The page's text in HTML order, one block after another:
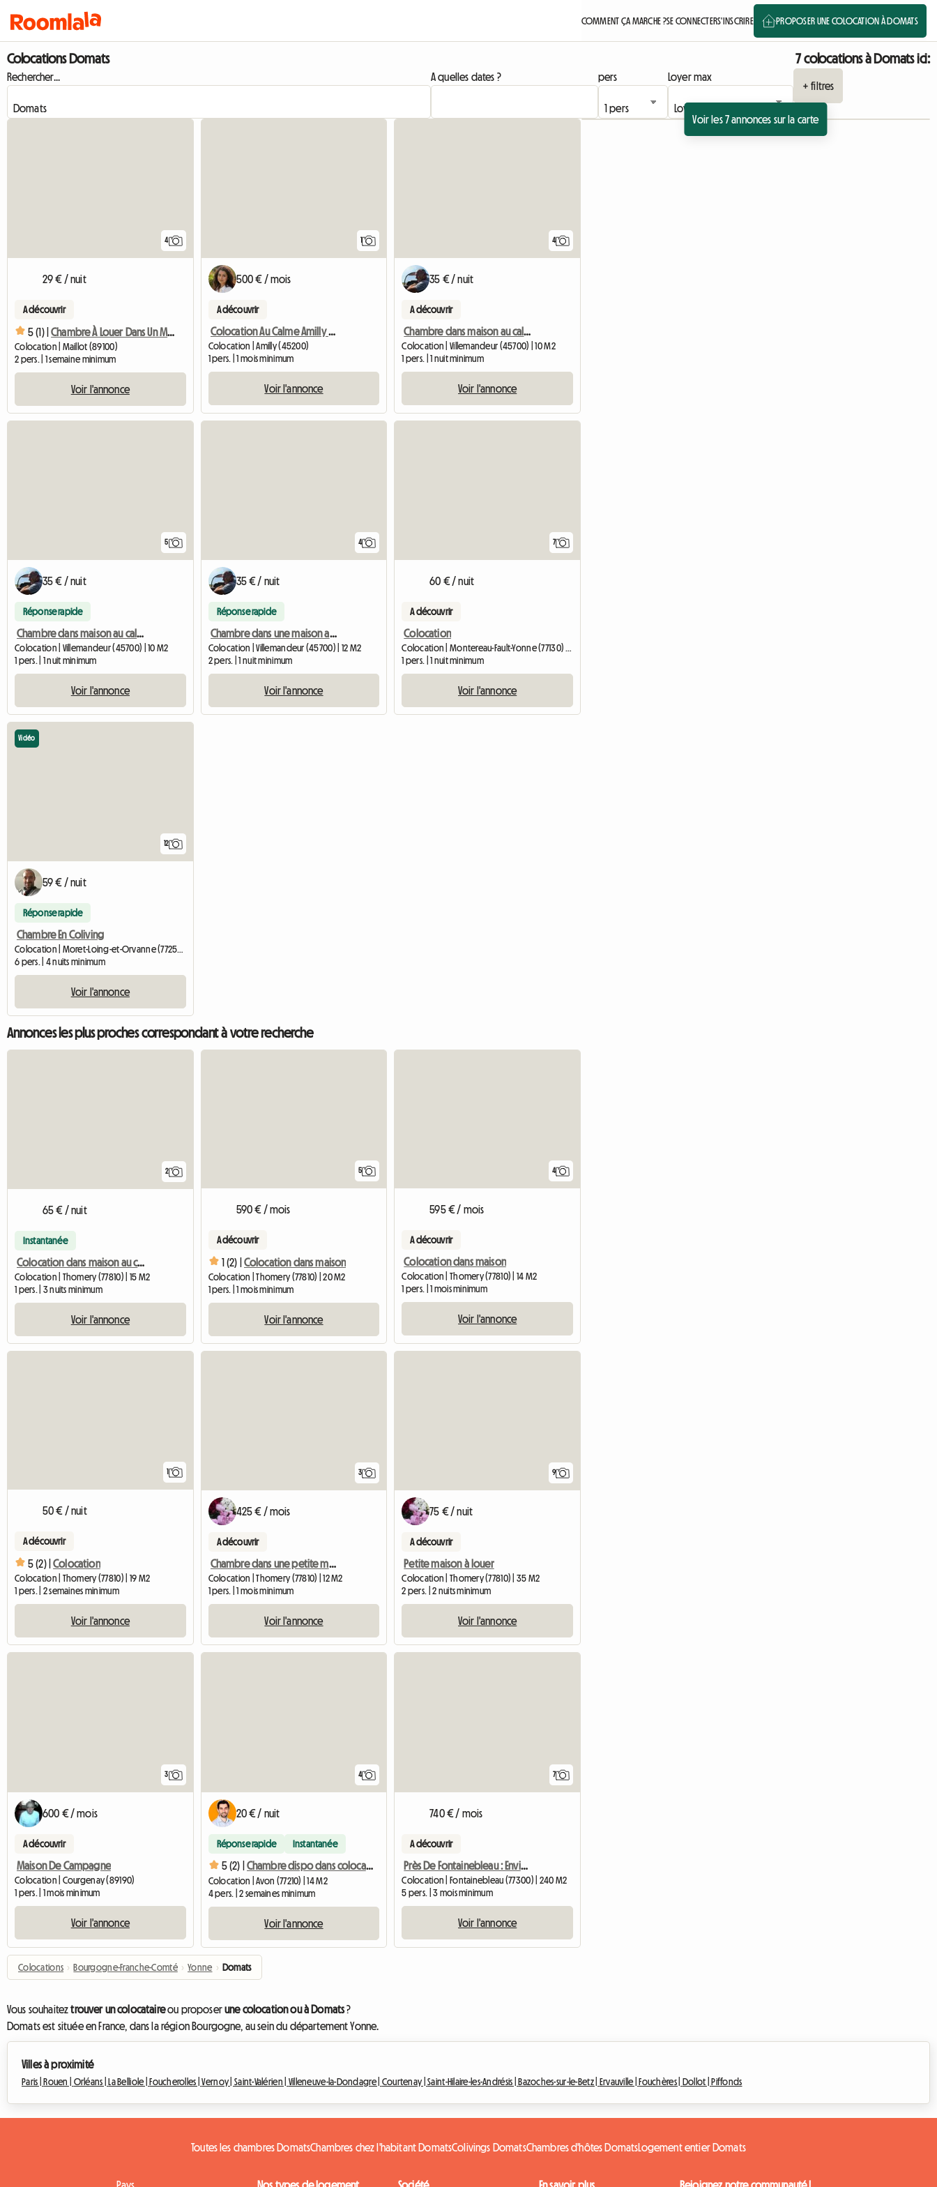
COMMENT ÇA MARCHE ?SE CONNECTERS'INSCRIRE PROPOSER UNE COLOCATION À DOMATS
Colocations Domats 7 colocations à Domats ici:
Rechercher... A quelles dates ? pers
Loyer max
+ filtres
Voir les 7 annonces sur la carte
4
29 € / nuit
A découvrir
5 (1) | Chambre À Louer Dans Un Moulin
Colocation | Maillot (89100)
2 pers. | 1 semaine minimum
Voir l'annonce
1
500 € / mois
A découvrir
Colocation Au Calme Amilly Stade
Colocation | Amilly (45200)
1 pers. | 1 mois minimum
Voir l'annonce
4
35 € / nuit
A découvrir
Chambre dans maison au calme à Villemandeur. (étage jardin)
Colocation | Villemandeur (45700) | 10 M2
1 pers. | 1 nuit minimum
Voir l'annonce
5
35 € / nuit
Réponse rapide
Chambre dans maison au calme à Villemandeur. (étage chemin)
Colocation | Villemandeur (45700) | 10 M2
1 pers. | 1 nuit minimum
Voir l'annonce
4
35 € / nuit
Réponse rapide
Chambre dans une maison au calme à Villemandeur. (RDC 12 m2)
Colocation | Villemandeur (45700) | 12 M2
2 pers. | 1 nuit minimum
Voir l'annonce
7
60 € / nuit
A découvrir
Colocation
1 pers. | 1 nuit minimum
Voir l'annonce
12
Vidéo
59 € / nuit
Réponse rapide
Chambre En Coliving
6 pers. | 4 nuits minimum
Voir l'annonce
Annonces les plus proches correspondant à votre recherche
2
65 € / nuit
Instantanée
Colocation dans maison au calme
Colocation | Thomery (77810) | 15 M2
1 pers. | 3 nuits minimum
Voir l'annonce
5
590 € / mois
A découvrir
1 (2) | Colocation dans maison
Colocation | Thomery (77810) | 20 M2
1 pers. | 1 mois minimum
Voir l'annonce
4
595 € / mois
A découvrir
Colocation dans maison
Colocation | Thomery (77810) | 14 M2
1 pers. | 1 mois minimum
Voir l'annonce
50 € / nuit
A découvrir
5 (2) | Colocation
Colocation | Thomery (77810) | 19 M2
1 pers. | 2 semaines minimum
Voir l'annonce
3
425 € / mois
A découvrir
Chambre dans une petite maison avec une colocataire
Colocation | Thomery (77810) | 12 M2
1 pers. | 1 mois minimum
Voir l'annonce
9
75 € / nuit
A découvrir
Petite maison à louer
Colocation | Thomery (77810) | 35 M2
2 pers. | 2 nuits minimum
Voir l'annonce
3
600 € / mois
A découvrir
Maison De Campagne
Colocation | Courgenay (89190)
1 pers. | 1 mois minimum
Voir l'annonce
4
20 € / nuit
Réponse rapide Instantanée
5 (2) | Chambre dispo dans colocation proche Fontainebleau
Colocation | Avon (77210) | 14 M2
4 pers. | 2 semaines minimum
Voir l'annonce
7
740 € / mois
A découvrir
Près De Fontainebleau : Envie D’une Colocation Dans Une Gran
Colocation | Fontainebleau (77300) | 240 M2
5 pers. | 3 mois minimum
Voir l'annonce
Colocations › Bourgogne-Franche-Comté › Yonne › Domats
Vous souhaiteztrouver un colocataireou proposerune colocation ou à Domats?
Domats est située en France, dans la région Bourgogne, au sein du département Yonne.
Villes à proximité
Paris |Rouen | Orléans |La Belliole |Foucherolles |Vernoy | Saint-Valérien | Villeneuve-la-Dondagre | Courtenay |Saint-Hilaire-les-Andrésis |Bazoches-sur-le-Betz | Ervauville |Fouchères | Dollot |Piffonds
Toutes les chambres DomatsChambres chez l'habitant DomatsColivings DomatsChambres d'hôtes Domats Logement entier Domats
Pays Nos types de logement Société En savoir plus Rejoignez notre communauté !